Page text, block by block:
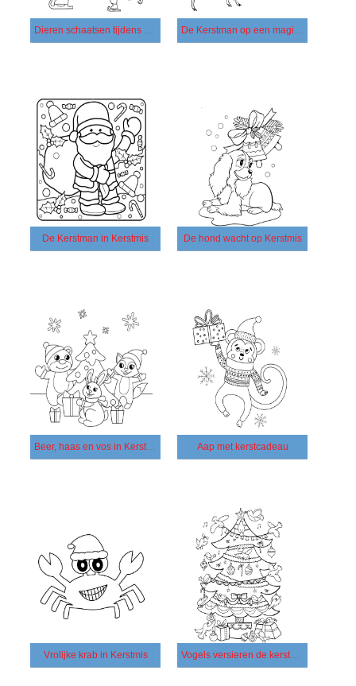
Dieren schaatsen tijdens Kerstmis De Kerstman op een magisch hert
De Kerstman in Kerstmis De hond wacht op Kerstmis
Beer, haas en vos in Kerstmis Aap met kerstcadeau
Vrolijke krab in Kerstmis Vogels versieren de kerstboom